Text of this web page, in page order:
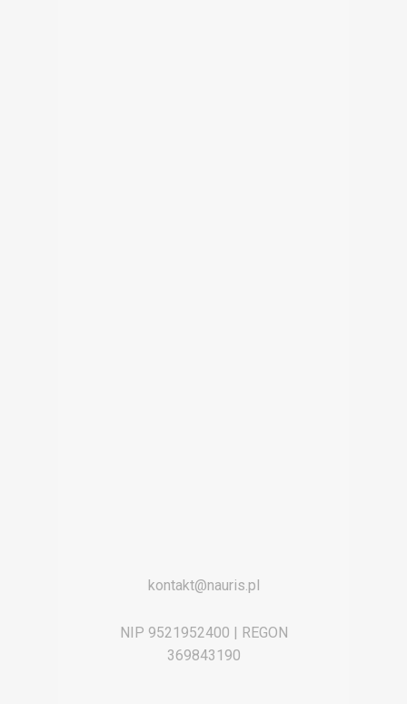
kontakt@nauris.pl
NIP 9521952400 | REGON
369843190